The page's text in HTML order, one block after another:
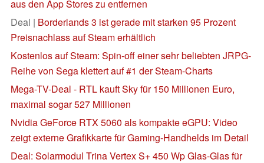
aus den App Stores zu entfernen
Deal | Borderlands 3 ist gerade mit starken 95 Prozent
Preisnachlass auf Steam erhältlich
Kostenlos auf Steam: Spin-off einer sehr beliebten JRPG-
Reihe von Sega klettert auf #1 der Steam-Charts
Mega-TV-Deal - RTL kauft Sky für 150 Millionen Euro,
maximal sogar 527 Millionen
Nvidia GeForce RTX 5060 als kompakte eGPU: Video
zeigt externe Grafikkarte für Gaming-Handhelds im Detail
Deal: Solarmodul Trina Vertex S+ 450 Wp Glas-Glas für